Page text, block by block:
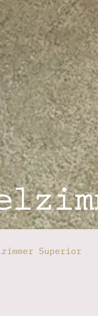
Superior